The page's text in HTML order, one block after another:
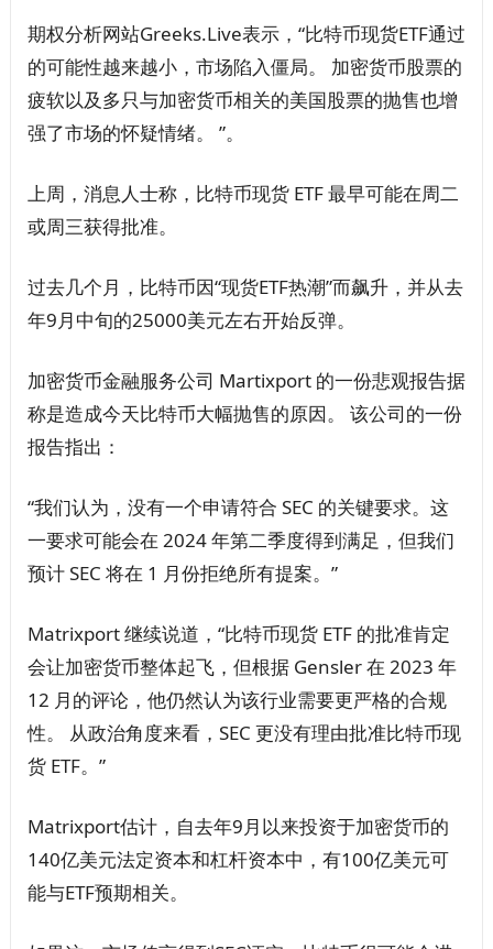
期权分析网站Greeks.Live表示，“比特币现货ETF通过
的可能性越来越小，市场陷入僵局。 加密货币股票的
疲软以及多只与加密货币相关的美国股票的抛售也增
强了市场的怀疑情绪。 ”。
上周，消息人士称，比特币现货 ETF 最早可能在周二
或周三获得批准。
过去几个月，比特币因“现货ETF热潮”而飙升，并从去
年9月中旬的25000美元左右开始反弹。
加密货币金融服务公司 Martixport 的一份悲观报告据
称是造成今天比特币大幅抛售的原因。 该公司的一份
报告指出：
“我们认为，没有一个申请符合 SEC 的关键要求。这
一要求可能会在 2024 年第二季度得到满足，但我们
预计 SEC 将在 1 月份拒绝所有提案。”
Matrixport 继续说道，“比特币现货 ETF 的批准肯定
会让加密货币整体起飞，但根据 Gensler 在 2023 年
12 月的评论，他仍然认为该行业需要更严格的合规
性。 从政治角度来看，SEC 更没有理由批准比特币现
货 ETF。”
Matrixport估计，自去年9月以来投资于加密货币的
140亿美元法定资本和杠杆资本中，有100亿美元可
能与ETF预期相关。